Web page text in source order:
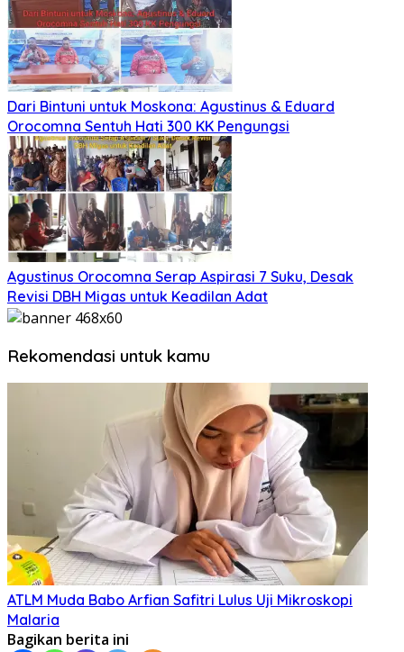
Dari Bintuni untuk Moskona: Agustinus & Eduard
Orocomna Sentuh Hati 300 KK Pengungsi
Agustinus Orocomna Serap Aspirasi 7 Suku, Desak
Revisi DBH Migas untuk Keadilan Adat
Rekomendasi untuk kamu
ATLM Muda Babo Arfian Safitri Lulus Uji Mikroskopi
Malaria
Bagikan berita ini